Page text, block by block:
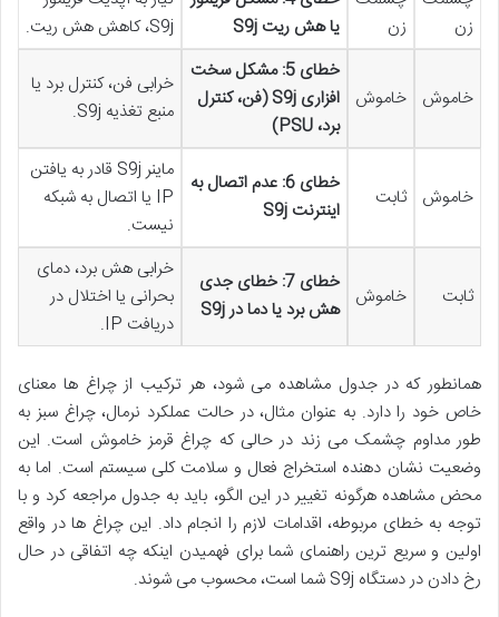
زن
زن
یا هش ریت S9j
S9j، کاهش هش ریت.
خاموش خاموش
خطای 5: مشکل سخت
افزاری S9j (فن، کنترل
برد، PSU)
خرابی فن، کنترل برد یا
منبع تغذیه S9j.
خاموش ثابت
خطای 6: عدم اتصال به
اینترنت S9j
ماینر S9j قادر به یافتن
IP یا اتصال به شبکه
نیست.
ثابت خاموش
خطای 7: خطای جدی
هش برد یا دما در S9j
خرابی هش برد، دمای
بحرانی یا اختلال در
دریافت IP.
همانطور که در جدول مشاهده می شود، هر ترکیب از چراغ ها معنای
خاص خود را دارد. به عنوان مثال، در حالت عملکرد نرمال، چراغ سبز به
طور مداوم چشمک می زند در حالی که چراغ قرمز خاموش است. این
وضعیت نشان دهنده استخراج فعال و سلامت کلی سیستم است. اما به
محض مشاهده هرگونه تغییر در این الگو، باید به جدول مراجعه کرد و با
توجه به خطای مربوطه، اقدامات لازم را انجام داد. این چراغ ها در واقع
اولین و سریع ترین راهنمای شما برای فهمیدن اینکه چه اتفاقی در حال
رخ دادن در دستگاه S9j شما است، محسوب می شوند.